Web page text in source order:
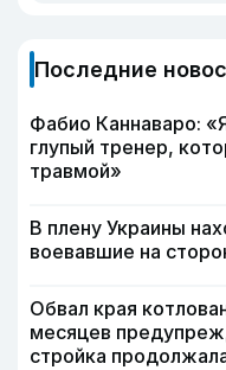
Последние
Фабио Каннаваро:
глупый тренер,
травмой»
В плену Украины
воевавшие на
Обвал края
месяцев
стройка